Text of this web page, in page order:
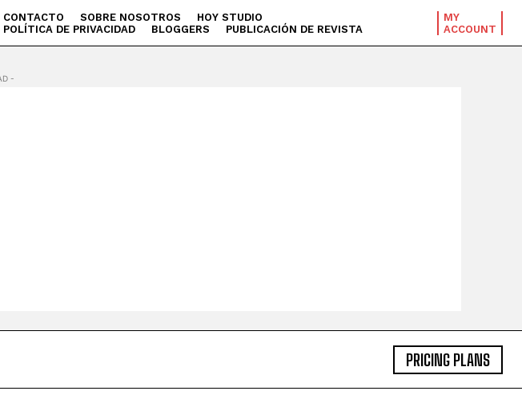
CONTACTO SOBRE NOSOTROS
HOY STUDIO
POLÍTICA DE PRIVACIDAD
BLOGGERS PUBLICACIÓN DE REVISTA
MY
ACCOUNT
-
PRICING PLANS